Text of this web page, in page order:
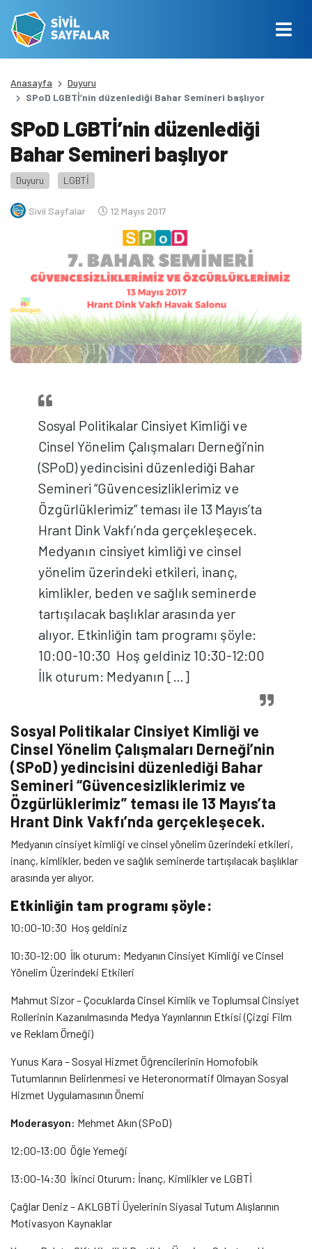
Anasayfa
Duyuru
SPoD LGBTİ’nin düzenlediği Bahar Semineri başlıyor
SPoD LGBTİ’nin düzenlediği
Bahar Semineri başlıyor
Duyuru LGBTİ
Sivil Sayfalar 12 Mayıs 2017
Sosyal Politikalar Cinsiyet Kimliği ve
Cinsel Yönelim Çalışmaları Derneği’nin
(SPoD) yedincisini düzenlediği Bahar
Semineri “Güvencesizliklerimiz ve
Özgürlüklerimiz” teması ile 13 Mayıs’ta
Hrant Dink Vakfı’nda gerçekleşecek.
Medyanın cinsiyet kimliği ve cinsel
yönelim üzerindeki etkileri, inanç,
kimlikler, beden ve sağlık seminerde
tartışılacak başlıklar arasında yer
alıyor. Etkinliğin tam programı şöyle:
10:00-10:30 Hoş geldiniz 10:30-12:00
İlk oturum: Medyanın […]
Sosyal Politikalar Cinsiyet Kimliği ve
Cinsel Yönelim Çalışmaları Derneği’nin
(SPoD) yedincisini düzenlediği Bahar
Semineri “Güvencesizliklerimiz ve
Özgürlüklerimiz” teması ile 13 Mayıs’ta
Hrant Dink Vakfı’nda gerçekleşecek.
Medyanın cinsiyet kimliği ve cinsel yönelim üzerindeki etkileri,
inanç, kimlikler, beden ve sağlık seminerde tartışılacak başlıklar
arasında yer alıyor.
Etkinliğin tam programı şöyle:
10:00-10:30 Hoş geldiniz
10:30-12:00 İlk oturum: Medyanın Cinsiyet Kimliği ve Cinsel
Yönelim Üzerindeki Etkileri
Mahmut Sizor – Çocuklarda Cinsel Kimlik ve Toplumsal Cinsiyet
Rollerinin Kazanılmasında Medya Yayınlarının Etkisi (Çizgi Film
ve Reklam Örneği)
Yunus Kara – Sosyal Hizmet Öğrencilerinin Homofobik
Tutumlarının Belirlenmesi ve Heteronormatif Olmayan Sosyal
Hizmet Uygulamasının Önemi
Moderasyon: Mehmet Akın (SPoD)
12:00-13:00 Öğle Yemeği
13:00-14:30 İkinci Oturum: İnanç, Kimlikler ve LGBTİ
Çağlar Deniz – AKLGBTİ Üyelerinin Siyasal Tutum Alışlarının
Motivasyon Kaynaklar